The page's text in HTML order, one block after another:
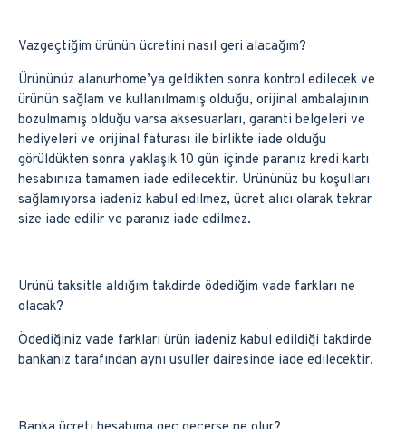
Vazgeçtiğim ürünün ücretini nasıl geri alacağım?
Ürününüz alanurhome’ya geldikten sonra kontrol edilecek ve
ürünün sağlam ve kullanılmamış olduğu, orijinal ambalajının
bozulmamış olduğu varsa aksesuarları, garanti belgeleri ve
hediyeleri ve orijinal faturası ile birlikte iade olduğu
görüldükten sonra yaklaşık 10 gün içinde paranız kredi kartı
hesabınıza tamamen iade edilecektir. Ürününüz bu koşulları
sağlamıyorsa iadeniz kabul edilmez, ücret alıcı olarak tekrar
size iade edilir ve paranız iade edilmez.
Ürünü taksitle aldığım takdirde ödediğim vade farkları ne
olacak?
Ödediğiniz vade farkları ürün iadeniz kabul edildiği takdirde
bankanız tarafından aynı usuller dairesinde iade edilecektir.